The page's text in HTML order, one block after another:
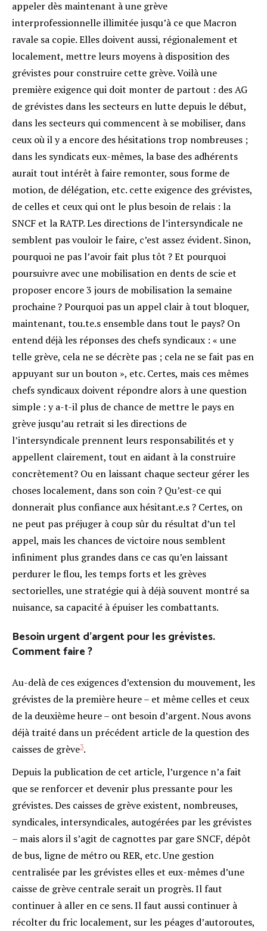
appeler dès maintenant à une grève
interprofessionnelle illimitée jusqu’à ce que Macron
ravale sa copie. Elles doivent aussi, régionalement et
localement, mettre leurs moyens à disposition des
grévistes pour construire cette grève. Voilà une
première exigence qui doit monter de partout : des AG
de grévistes dans les secteurs en lutte depuis le début,
dans les secteurs qui commencent à se mobiliser, dans
ceux où il y a encore des hésitations trop nombreuses ;
dans les syndicats eux-mêmes, la base des adhérents
aurait tout intérêt à faire remonter, sous forme de
motion, de délégation, etc. cette exigence des grévistes,
de celles et ceux qui ont le plus besoin de relais : la
SNCF et la RATP. Les directions de l’intersyndicale ne
semblent pas vouloir le faire, c’est assez évident. Sinon,
pourquoi ne pas l’avoir fait plus tôt ? Et pourquoi
poursuivre avec une mobilisation en dents de scie et
proposer encore 3 jours de mobilisation la semaine
prochaine ? Pourquoi pas un appel clair à tout bloquer,
maintenant, tou.te.s ensemble dans tout le pays? On
entend déjà les réponses des chefs syndicaux : « une
telle grève, cela ne se décrète pas ; cela ne se fait pas en
appuyant sur un bouton », etc. Certes, mais ces mêmes
chefs syndicaux doivent répondre alors à une question
simple : y a-t-il plus de chance de mettre le pays en
grève jusqu’au retrait si les directions de
l’intersyndicale prennent leurs responsabilités et y
appellent clairement, tout en aidant à la construire
concrètement? Ou en laissant chaque secteur gérer les
choses localement, dans son coin ? Qu’est-ce qui
donnerait plus confiance aux hésitant.e.s ? Certes, on
ne peut pas préjuger à coup sûr du résultat d’un tel
appel, mais les chances de victoire nous semblent
infiniment plus grandes dans ce cas qu’en laissant
perdurer le flou, les temps forts et les grèves
sectorielles, une stratégie qui à déjà souvent montré sa
nuisance, sa capacité à épuiser les combattants.
Besoin urgent d’argent pour les grévistes.
Comment faire ?
Au-delà de ces exigences d’extension du mouvement, les
grévistes de la première heure – et même celles et ceux
de la deuxième heure – ont besoin d’argent. Nous avons
déjà traité dans un précédent article de la question des
caisses de grève3.
Depuis la publication de cet article, l’urgence n’a fait
que se renforcer et devenir plus pressante pour les
grévistes. Des caisses de grève existent, nombreuses,
syndicales, intersyndicales, autogérées par les grévistes
– mais alors il s’agit de cagnottes par gare SNCF, dépôt
de bus, ligne de métro ou RER, etc. Une gestion
centralisée par les grévistes elles et eux-mêmes d’une
caisse de grève centrale serait un progrès. Il faut
continuer à aller en ce sens. Il faut aussi continuer à
récolter du fric localement, sur les péages d’autoroutes,